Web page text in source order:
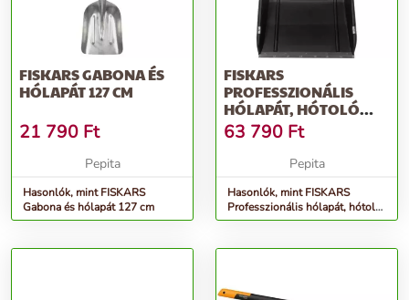
FISKARS GABONA ÉS
HÓLAPÁT 127 CM
21 790 Ft
Pepita
Hasonlók, mint FISKARS
Gabona és hólapát 127 cm
FISKARS
PROFESSZIONÁLIS
HÓLAPÁT, HÓTOLÓ
83CM
63 790 Ft
Pepita
Hasonlók, mint FISKARS
Professzionális hólapát, hótoló
83cm